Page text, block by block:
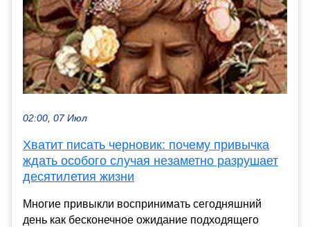
02:00, 07 Июл
Хватит писать черновик: почему привычка
ждать особого случая незаметно разрушает
десятилетия жизни
Многие привыкли воспринимать сегодняшний
день как бесконечное ожидание подходящего